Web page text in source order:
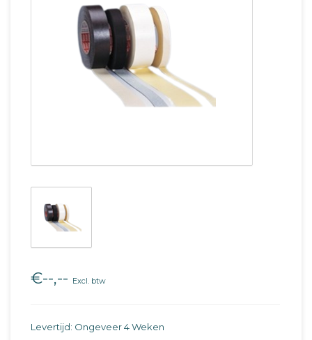
€--,-- Excl. btw
Levertijd: Ongeveer 4 Weken